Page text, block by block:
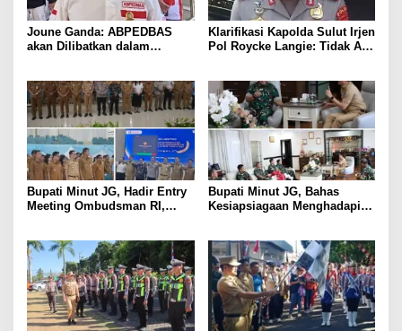
Joune Ganda: ABPEDBAS
akan Dilibatkan dalam
Klarifikasi Kapolda Sulut Irjen
Pol Roycke Langie: Tidak Ada
Undang
Bupati Minut JG, Hadir Entry
Meeting Ombudsman RI,
Bupati Minut JG, Bahas
Kesiapsiagaan Menghadapi
Jajaran